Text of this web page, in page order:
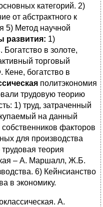
категорий. 2)
от абстрактного к
5) Метод научной
развития: 1)
Богатство в золоте,
торговый
Кене, богатство в
политэкономия
трудовую теорию
1) труд, затраченный
на данный
факторов
для производства
теория
– А. Маршалл, Ж.Б.
6) Кейнсианство
в экономику.
А.